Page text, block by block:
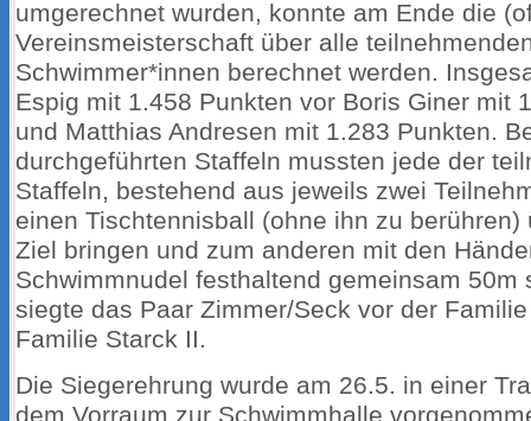
umgerechnet wurden, konnte am Ende die
Vereinsmeisterschaft über alle
Schwimmer*innen berechnet werden.
Espig mit 1.458 Punkten vor Boris Giner mit
und Matthias Andresen mit 1.283 Punkten.
durchgeführten Staffeln mussten jede der
Staffeln, bestehend aus jeweils zwei
einen Tischtennisball (ohne ihn zu berühren)
Ziel bringen und zum anderen mit den
Schwimmnudel festhaltend gemeinsam 50m
siegte das Paar Zimmer/Seck vor der
Familie Starck II.
Die Siegerehrung wurde am 26.5. in einer
dem Vorraum zur Schwimmhalle